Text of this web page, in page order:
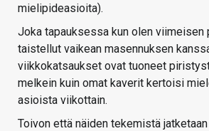
mielipideasioita).
Joka tapauksessa kun olen viimeisen
taistellut vaikean masennuksen
viikkokatsaukset ovat tuoneet
melkein kuin omat kaverit kertoisi
asioista viikottain.
Toivon että näiden tekemistä jatketaan